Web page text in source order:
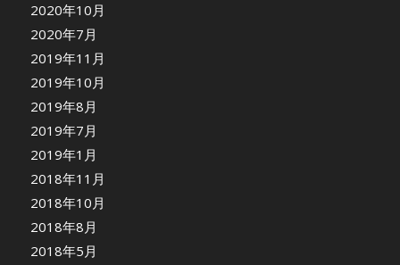
2020年10月
2020年7月
2019年11月
2019年10月
2019年8月
2019年7月
2019年1月
2018年11月
2018年10月
2018年8月
2018年5月